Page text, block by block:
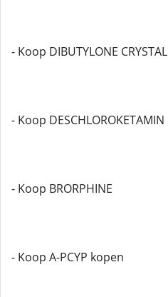
- Koop DIBUTYLONE CRYSTAL
- Koop DESCHLOROKETAMIN
- Koop BRORPHINE
- Koop A-PCYP kopen